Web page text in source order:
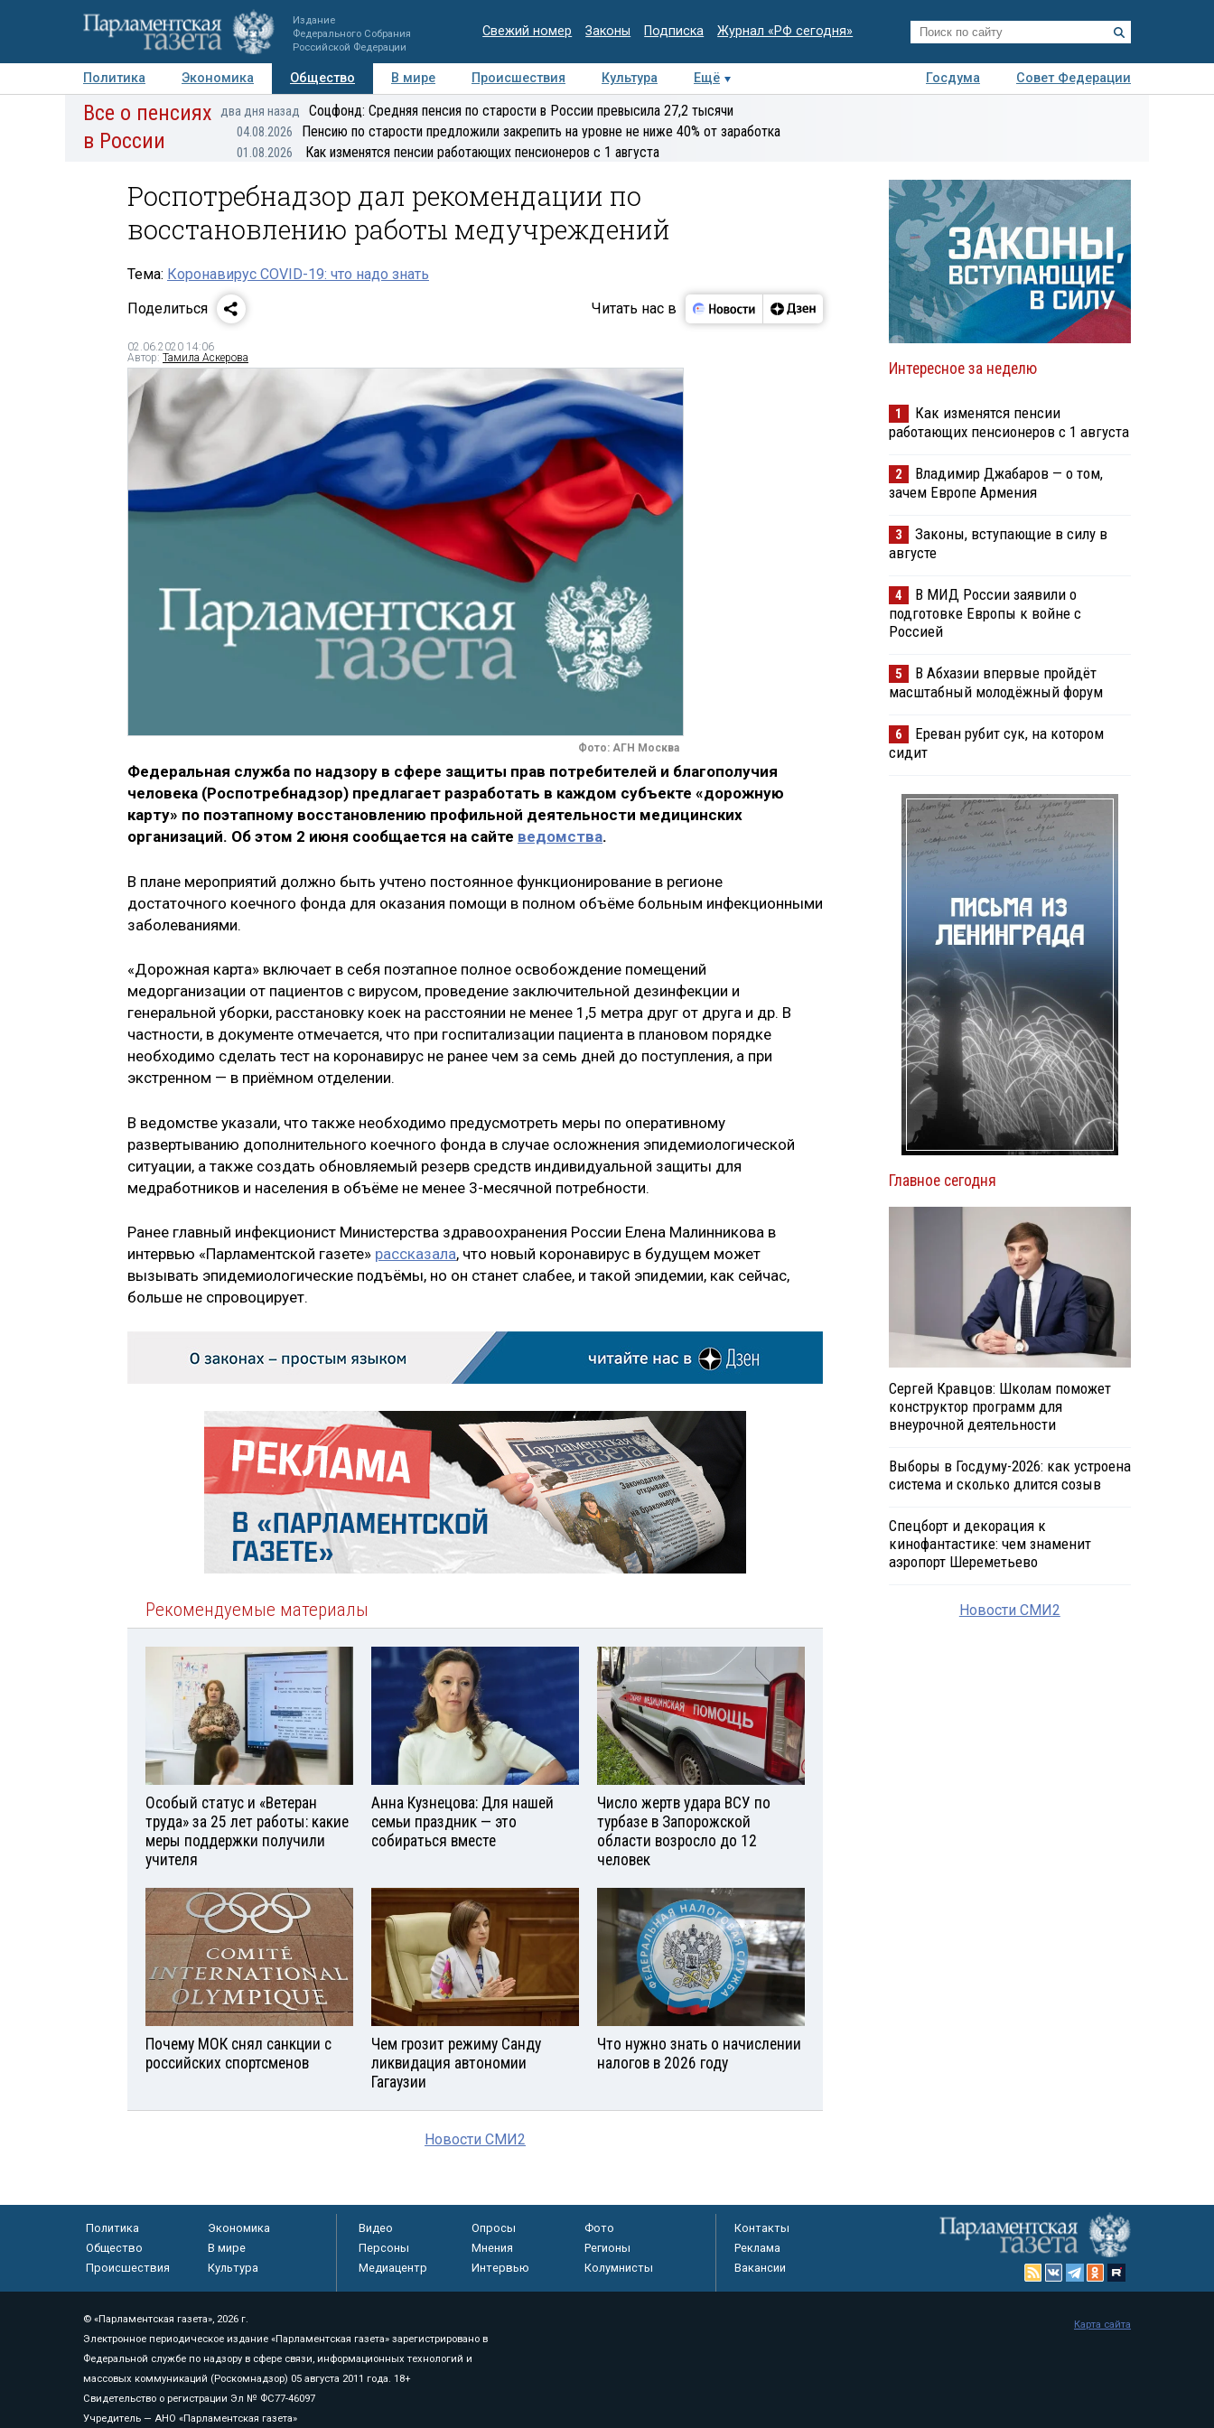
Издание
Федерального Собрания
Российской Федерации
Свежий номер Законы Подписка Журнал «РФ сегодня»
Политика Экономика Общество В мире Происшествия Культура Ещё Госдума
Совет Федерации
Авторы Персоны Мнения Регионы Медиацентр Интервью Колумнисты
Все о пенсиях
в России
два дня назад Соцфонд: Средняя пенсия по старости в России превысила 27,2 тысячи
04.08.2026 Пенсию по старости предложили закрепить на уровне не ниже 40% от заработка
01.08.2026 Как изменятся пенсии работающих пенсионеров с 1 августа
Роспотребнадзор дал рекомендации по
восстановлению работы медучреждений
Тема: Коронавирус COVID-19: что надо знать
Поделиться
Читать нас в
02.06.2020 14:06
Автор: Тамила Аскерова
Фото: АГН Москва
Федеральная служба по надзору в сфере защиты прав потребителей и благополучия
человека (Роспотребнадзор) предлагает разработать в каждом субъекте «дорожную
карту» по поэтапному восстановлению профильной деятельности медицинских
организаций. Об этом 2 июня сообщается на сайте ведомства.
В плане мероприятий должно быть учтено постоянное функционирование в регионе
достаточного коечного фонда для оказания помощи в полном объёме больным инфекционными
заболеваниями.
«Дорожная карта» включает в себя поэтапное полное освобождение помещений
медорганизации от пациентов с вирусом, проведение заключительной дезинфекции и
генеральной уборки, расстановку коек на расстоянии не менее 1,5 метра друг от друга и др. В
частности, в документе отмечается, что при госпитализации пациента в плановом порядке
необходимо сделать тест на коронавирус не ранее чем за семь дней до поступления, а при
экстренном — в приёмном отделении.
В ведомстве указали, что также необходимо предусмотреть меры по oперативному
развертыванию дополнительного коечного фонда в случае осложнения эпидемиологической
ситуации, а также создать обновляемый резерв средств индивидуальной защиты для
медработников и населения в объёме не менее 3-месячной потребности.
Ранее главный инфекционист Министерства здравоохранения России Елена Малинникова в
интервью «Парламентской газете» рассказала, что новый коронавирус в будущем может
вызывать эпидемиологические подъёмы, но он станет слабее, и такой эпидемии, как сейчас,
больше не спровоцирует.
Рекомендуемые материалы
Особый статус и «Ветеран
труда» за 25 лет работы: какие
меры поддержки получили
учителя
Анна Кузнецова: Для нашей
семьи праздник — это
собираться вместе
Число жертв удара ВСУ по
турбазе в Запорожской
области возросло до 12
человек
Почему МОК снял санкции с
российских спортсменов
Чем грозит режиму Санду
ликвидация автономии
Гагаузии
Что нужно знать о начислении
налогов в 2026 году
Новости СМИ2
Интересное за неделю
1
Как изменятся пенсии
работающих пенсионеров с 1 августа
2
Владимир Джабаров — о том,
зачем Европе Армения
3
Законы, вступающие в силу в
августе
4
В МИД России заявили о
подготовке Европы к войне с
Россией
5
В Абхазии впервые пройдёт
масштабный молодёжный форум
6
Ереван рубит сук, на котором
сидит
Главное сегодня
Сергей Кравцов: Школам поможет
конструктор программ для
внеурочной деятельности
Выборы в Госдуму-2026: как устроена
система и сколько длится созыв
Спецборт и декорация к
кинофантастике: чем знаменит
аэропорт Шереметьево
Новости СМИ2
Политика
Экономика
Общество
В мире
Происшествия
Культура
Видео Опросы
Фото
Персоны
Мнения
Регионы
Медиацентр
Интервью Колумнисты
Контакты
Реклама
Вакансии
© «Парламентская газета», 2026 г.
Электронное периодическое издание «Парламентская газета» зарегистрировано в
Федеральной службе по надзору в сфере связи, информационных технологий и
массовых коммуникаций (Роскомнадзор) 05 августа 2011 года. 18+
Свидетельство о регистрации Эл № ФС77-46097
Учредитель — АНО «Парламентская газета»
Карта сайта